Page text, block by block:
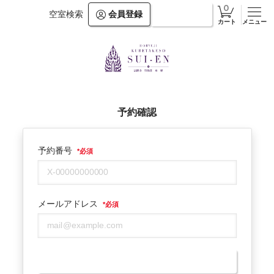
空室検索 会員登録
カート メニュー
予約確認
予約番号 *必須
メールアドレス *必須